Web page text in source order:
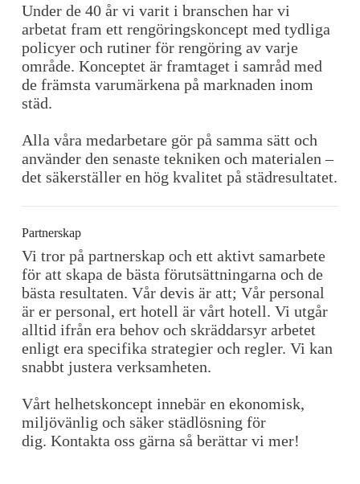
Under de 40 år vi varit i branschen har vi
arbetat fram ett rengöringskoncept med tydliga
policyer och rutiner för rengöring av varje
område. Konceptet är framtaget i samråd med
de främsta varumärkena på marknaden inom
städ.
Alla våra medarbetare gör på samma sätt och
använder den senaste tekniken och materialen –
det säkerställer en hög kvalitet på städresultatet.
Partnerskap
Vi tror på partnerskap och ett aktivt samarbete
för att skapa de bästa förutsättningarna och de
bästa resultaten. Vår devis är att; Vår personal
är er personal, ert hotell är vårt hotell. Vi utgår
alltid ifrån era behov och skräddarsyr arbetet
enligt era specifika strategier och regler. Vi kan
snabbt justera verksamheten.
Vårt helhetskoncept innebär en ekonomisk,
miljövänlig och säker städlösning för
dig. Kontakta oss gärna så berättar vi mer!